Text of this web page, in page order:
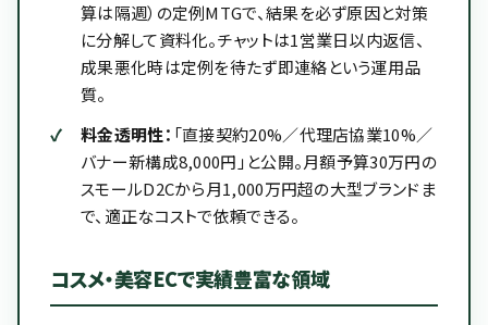
算は隔週）の定例MTGで、結果を必ず原因と対策
に分解して資料化。チャットは1営業日以内返信、
成果悪化時は定例を待たず即連絡という運用品
質。
料金透明性： 「直接契約20%／代理店協業10%／
バナー新構成8,000円」と公開。月額予算30万円の
スモールD2Cから月1,000万円超の大型ブランドま
で、適正なコストで依頼できる。
コスメ・美容ECで実績豊富な領域